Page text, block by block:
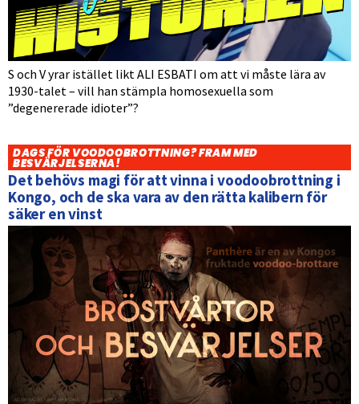
S och V yrar istället likt ALI ESBATI om att vi måste lära av
1930-talet – vill han stämpla homosexuella som
”degenererade idioter”?
DAGS FÖR VOODOOBROTTNING? FRAM MED
BESVÄRJELSERNA!
Det behövs magi för att vinna i voodoobrottning i
Kongo, och de ska vara av den rätta kalibern för
säker en vinst